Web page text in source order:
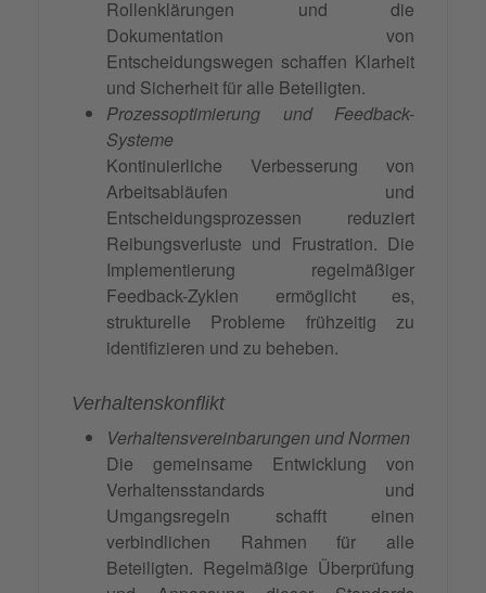
Rollenklärungen und die
Dokumentation von
Entscheidungswegen schaffen Klarheit
und Sicherheit für alle Beteiligten.
Prozessoptimierung und Feedback-
Systeme
Kontinuierliche Verbesserung von
Arbeitsabläufen und
Entscheidungsprozessen reduziert
Reibungsverluste und Frustration. Die
Implementierung regelmäßiger
Feedback-Zyklen ermöglicht es,
strukturelle Probleme frühzeitig zu
identifizieren und zu beheben.
Verhaltenskonflikt
Verhaltensvereinbarungen und Normen
Die gemeinsame Entwicklung von
Verhaltensstandards und
Umgangsregeln schafft einen
verbindlichen Rahmen für alle
Beteiligten. Regelmäßige Überprüfung